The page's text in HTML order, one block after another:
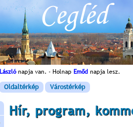
Lászlónapja van. - Holnap Emőd napja lesz.
Oldaltérkép Várostérkép
Hír, program,